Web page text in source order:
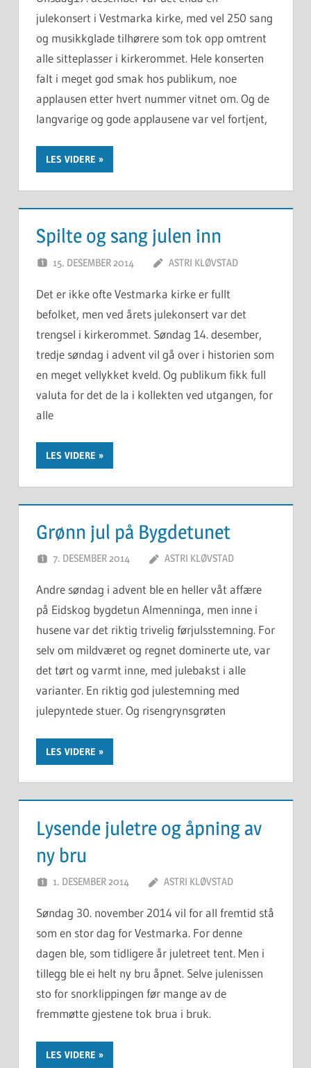
julekonsert i Vestmarka kirke, med vel 250 sang
og musikkglade tilhørere som tok opp omtrent
alle sitteplasser i kirkerommet. Hele konserten
falt i meget god smak hos publikum, noe
applausen etter hvert nummer vitnet om. Og de
langvarige og gode applausene var vel fortjent,
LES VIDERE
Spilte og sang julen inn
15. DESEMBER 2014 ASTRI KLØVSTAD
Det er ikke ofte Vestmarka kirke er fullt
befolket, men ved årets julekonsert var det
trengsel i kirkerommet. Søndag 14. desember,
tredje søndag i advent vil gå over i historien som
en meget vellykket kveld. Og publikum fikk full
valuta for det de la i kollekten ved utgangen, for
alle
LES VIDERE
Grønn jul på Bygdetunet
7. DESEMBER 2014 ASTRI KLØVSTAD
Andre søndag i advent ble en heller våt affære
på Eidskog bygdetun Almenninga, men inne i
husene var det riktig trivelig førjulsstemning. For
selv om mildværet og regnet dominerte ute, var
det tørt og varmt inne, med julebakst i alle
varianter. En riktig god julestemning med
julepyntede stuer. Og risengrynsgrøten
LES VIDERE
Lysende juletre og åpning av
ny bru
1. DESEMBER 2014 ASTRI KLØVSTAD
Søndag 30. november 2014 vil for all fremtid stå
som en stor dag for Vestmarka. For denne
dagen ble, som tidligere år juletreet tent. Men i
tillegg ble ei helt ny bru åpnet. Selve julenissen
sto for snorklippingen før mange av de
fremmøtte gjestene tok brua i bruk.
LES VIDERE